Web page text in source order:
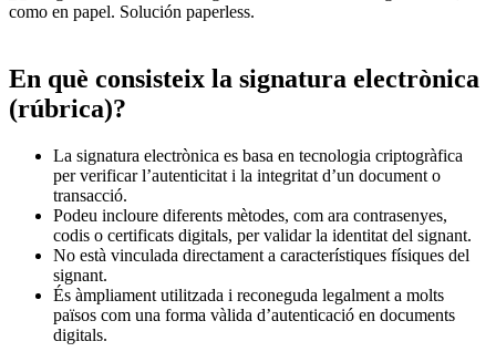
En què consisteix la signatura electrònica
(rúbrica)?
La signatura electrònica es basa en tecnologia criptogràfica
per verificar l’autenticitat i la integritat d’un document o
transacció.
Podeu incloure diferents mètodes, com ara contrasenyes,
codis o certificats digitals, per validar la identitat del signant.
No està vinculada directament a característiques físiques del
signant.
És àmpliament utilitzada i reconeguda legalment a molts
països com una forma vàlida d’autenticació en documents
digitals.